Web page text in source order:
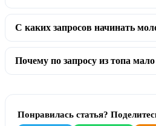
С каких запросов начинать
Почему по запросу из топа
Понравилась статья?